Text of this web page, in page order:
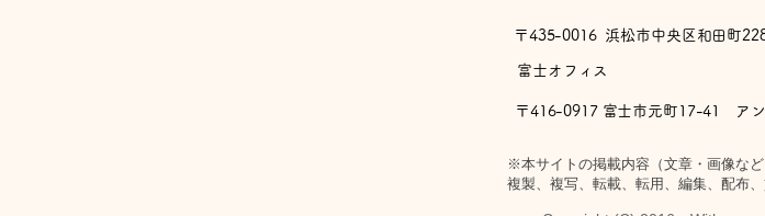
〒435-0016 浜松市中央区和田町
​富士オフィス
〒416-0917 富士市元町17-41 ア
※本サイトの掲載内容（文章・画像な
複製、複写、転載、転用、編集、配布、